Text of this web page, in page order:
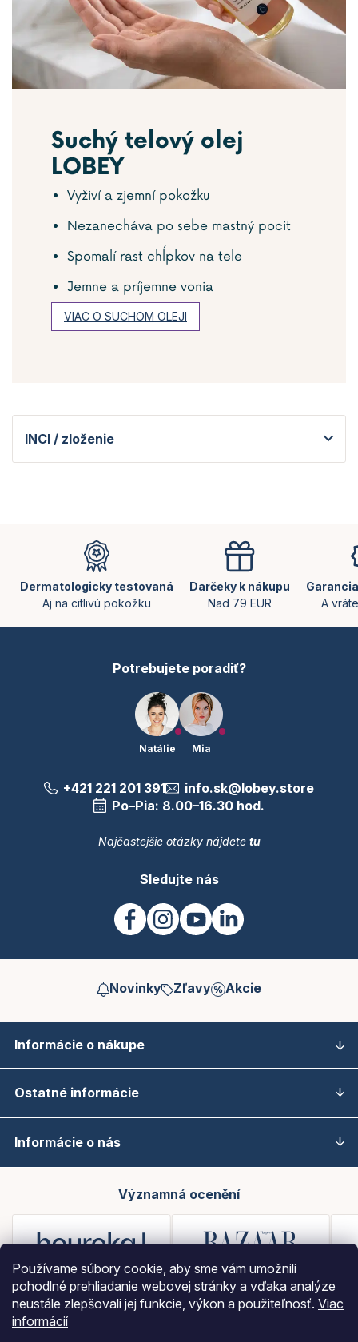
Používame súbory cookie, aby sme vám umožnili
pohodlné prehliadanie webovej stránky a vďaka analýze
neustále zlepšovali jej funkcie, výkon a použiteľnosť. Viac
informácií
Suchý telový olej
LOBEY
Vyživí a zjemní pokožku
Nezanecháva po sebe mastný pocit
Spomalí rast chĺpkov na tele
Jemne a príjemne vonia
VIAC O SUCHOM OLEJI
INCI / zloženie
Dermatologicky testovaná
Aj na citlivú pokožku
Darčeky k nákupu
Nad 79 EUR
A
Potrebujete poradiť?
Natálie Mia
+421 221 201 391
info.sk@lobey.store
Po–Pia: 8.00–16.30 hod.
Najčastejšie otázky nájdete tu
Sledujte nás
Novinky Zľavy Akcie
Informácie o nákupe
Ostatné informácie
Informácie o nás
Významná ocenění